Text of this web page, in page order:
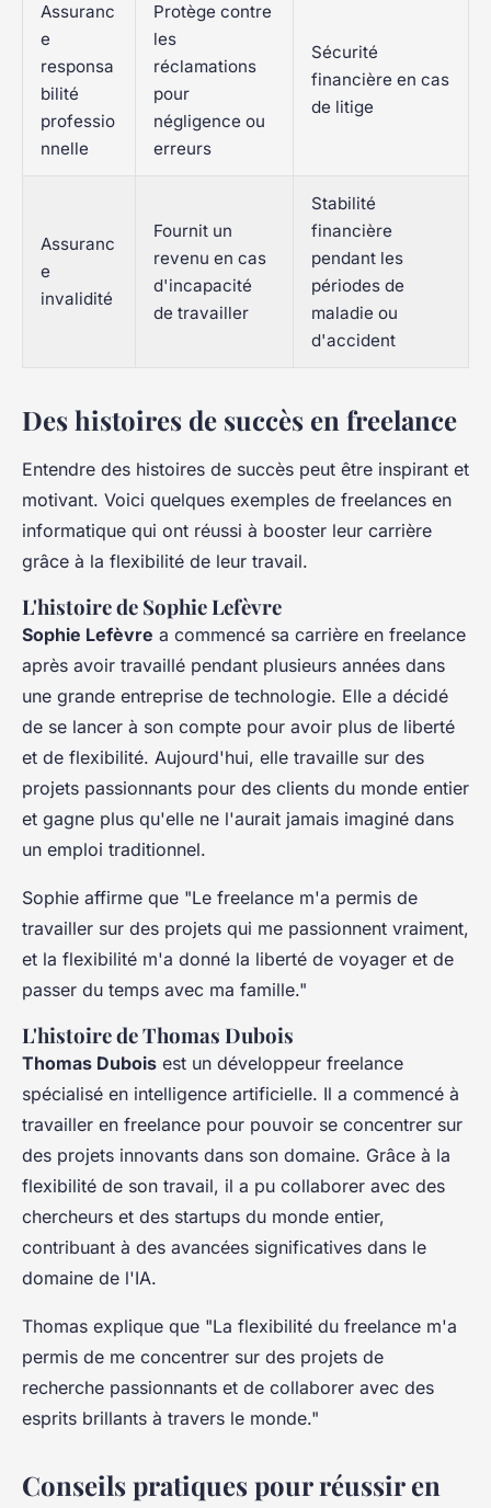
Assuranc
e
responsa
bilité
professio
nnelle
Protège contre
les
réclamations
pour
négligence ou
erreurs
Sécurité
financière en cas
de litige
Assuranc
e
invalidité
Fournit un
revenu en cas
d'incapacité
de travailler
Stabilité
financière
pendant les
périodes de
maladie ou
d'accident
Des histoires de succès en freelance
Entendre des histoires de succès peut être inspirant et
motivant. Voici quelques exemples de freelances en
informatique qui ont réussi à booster leur carrière
grâce à la flexibilité de leur travail.
L'histoire de Sophie Lefèvre
Sophie Lefèvre a commencé sa carrière en freelance
après avoir travaillé pendant plusieurs années dans
une grande entreprise de technologie. Elle a décidé
de se lancer à son compte pour avoir plus de liberté
et de flexibilité. Aujourd'hui, elle travaille sur des
projets passionnants pour des clients du monde entier
et gagne plus qu'elle ne l'aurait jamais imaginé dans
un emploi traditionnel.
Sophie affirme que "Le freelance m'a permis de
travailler sur des projets qui me passionnent vraiment,
et la flexibilité m'a donné la liberté de voyager et de
passer du temps avec ma famille."
L'histoire de Thomas Dubois
Thomas Dubois est un développeur freelance
spécialisé en intelligence artificielle. Il a commencé à
travailler en freelance pour pouvoir se concentrer sur
des projets innovants dans son domaine. Grâce à la
flexibilité de son travail, il a pu collaborer avec des
chercheurs et des startups du monde entier,
contribuant à des avancées significatives dans le
domaine de l'IA.
Thomas explique que "La flexibilité du freelance m'a
permis de me concentrer sur des projets de
recherche passionnants et de collaborer avec des
esprits brillants à travers le monde."
Conseils pratiques pour réussir en